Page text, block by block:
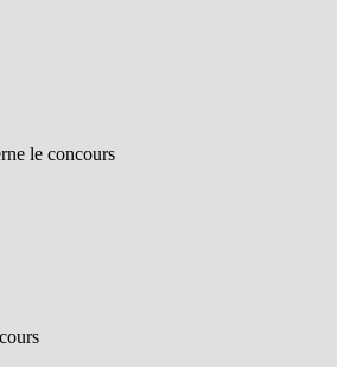
le concours